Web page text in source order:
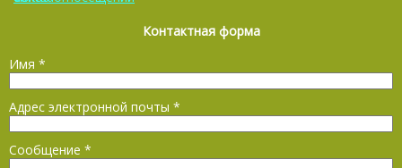
Контактная форма
Имя *
Адрес электронной почты *
Сообщение *